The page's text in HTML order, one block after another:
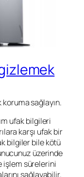
koruma sağlayın.
ufak bilgileri
karşı ufak bir
bilgiler bile kötü
üzerinde
işlem sürelerini
sağlayabilir.